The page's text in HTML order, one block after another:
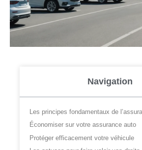
Navigation
Les principes fondamentaux de
Économiser sur votre assurance auto
Protéger efficacement votre véhicule